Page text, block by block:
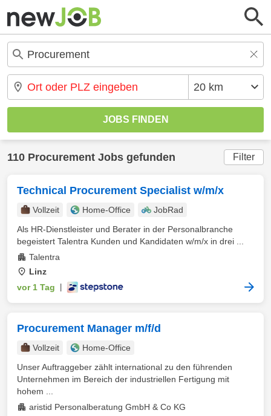
110 Procurement Jobs gefunden Filter
Technical Procurement Specialist w/m/x
Vollzeit Home-Office
JobRad
Als HR-Dienstleister und Berater in der Personalbranche
begeistert Talentra Kunden und Kandidaten w/m/x in drei ...
Talentra
Linz
vor 1 Tag
Procurement Manager m/f/d
Vollzeit
Home-Office
Unser Auftraggeber zählt international zu den führenden
Unternehmen im Bereich der industriellen Fertigung mit
hohem ...
aristid Personalberatung GmbH & Co KG